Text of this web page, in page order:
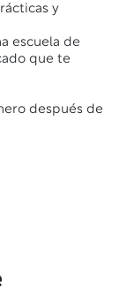
y
escuela de
que te
después de